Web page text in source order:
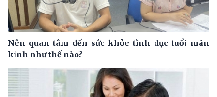
Nên quan tâm đến sức khỏe tình dục tuổi mãn
kinh như thế nào?